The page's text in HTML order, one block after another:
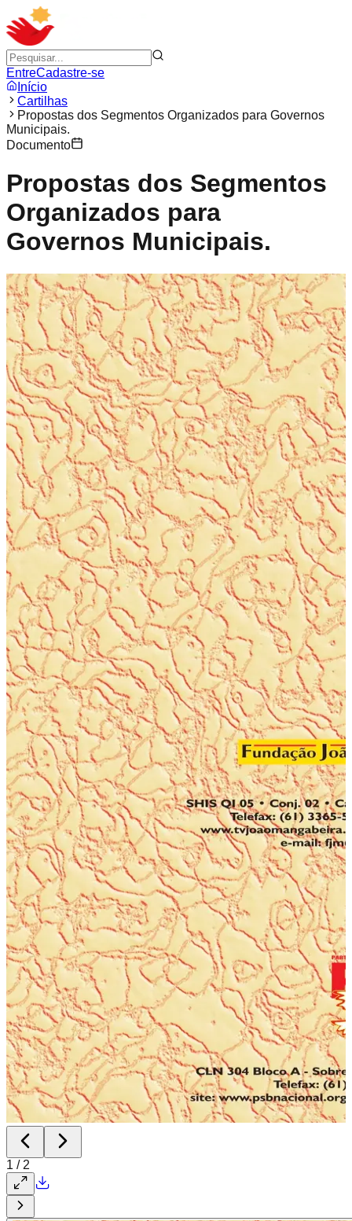
EntreCadastre-se
Início
Cartilhas
Propostas dos Segmentos Organizados para Governos
Municipais.
Documento
Propostas dos Segmentos
Organizados para
Governos Municipais.
1 / 2